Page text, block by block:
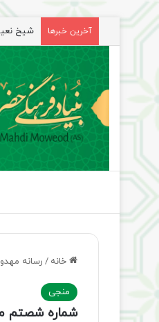
آخرین خبرها شیخ
خانه / رسانه
منجی
شماره شصتم